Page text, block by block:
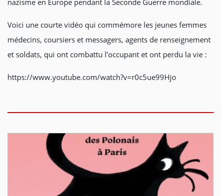
nazisme en Europe pendant la Seconde Guerre mondiale.
Voici une courte vidéo qui commémore les jeunes femmes
médecins, coursiers et messagers, agents de renseignement
et soldats, qui ont combattu l’occupant et ont perdu la vie :
https://www.youtube.com/watch?v=r0c5ue99Hjo